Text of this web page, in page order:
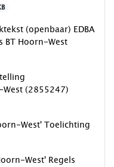
(openbaar) EDBA
BT Hoorn-West
(2855247)
West' Toelichting
West' Regels